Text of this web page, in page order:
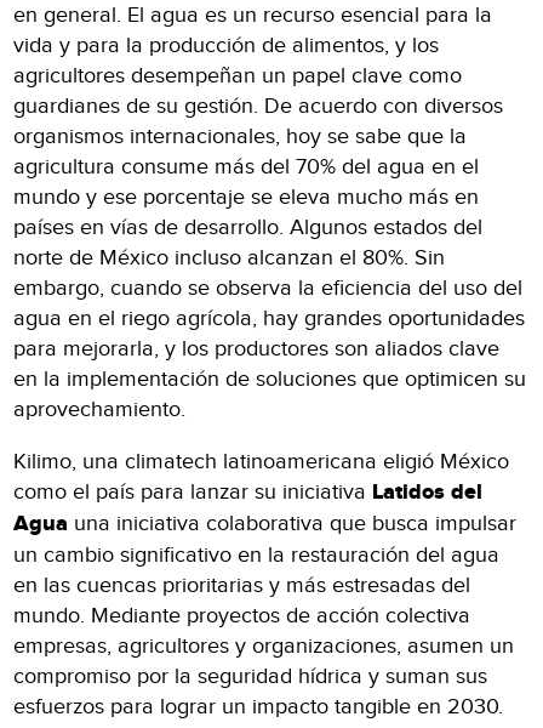
en general. El agua es un recurso esencial para la
vida y para la producción de alimentos, y los
agricultores desempeñan un papel clave como
guardianes de su gestión. De acuerdo con diversos
organismos internacionales, hoy se sabe que la
agricultura consume más del 70% del agua en el
mundo y ese porcentaje se eleva mucho más en
países en vías de desarrollo. Algunos estados del
norte de México incluso alcanzan el 80%. Sin
embargo, cuando se observa la eficiencia del uso del
agua en el riego agrícola, hay grandes oportunidades
para mejorarla, y los productores son aliados clave
en la implementación de soluciones que optimicen su
aprovechamiento.
Kilimo, una climatech latinoamericana eligió México
como el país para lanzar su iniciativa Latidos del
Agua una iniciativa colaborativa que busca impulsar
un cambio significativo en la restauración del agua
en las cuencas prioritarias y más estresadas del
mundo. Mediante proyectos de acción colectiva
empresas, agricultores y organizaciones, asumen un
compromiso por la seguridad hídrica y suman sus
esfuerzos para lograr un impacto tangible en 2030.